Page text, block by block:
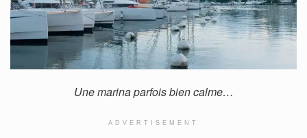
Une marina parfois bien calme…
ADVERTISEMENT